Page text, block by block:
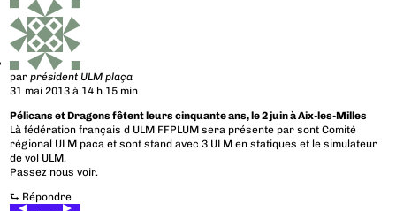
parprésident ULM plaça
31 mai 2013 à 14 h 15 min
Pélicans et Dragons fêtent leurs cinquante ans, le 2 juin à Aix-les-Milles
Là fédération français d ULM FFPLUM sera présente par sont Comité
régional ULM paca et sont stand avec 3 ULM en statiques et le simulateur
de vol ULM.
Passez nous voir.
⮑ Répondre